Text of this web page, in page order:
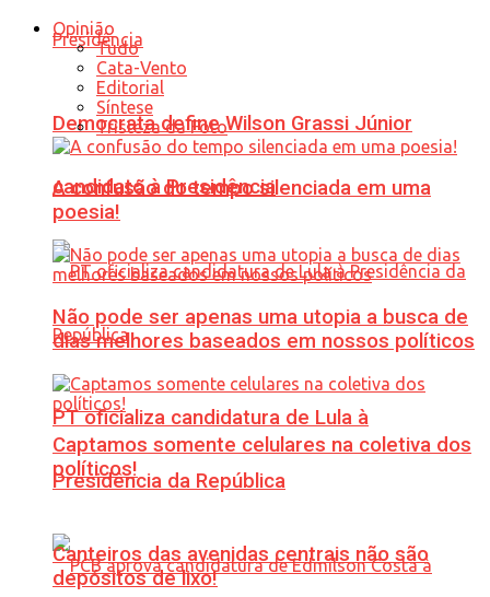
Democrata define Wilson Grassi Júnior
candidato à Presidência
PT oficializa candidatura de Lula à
Presidência da República
Opinião
Tudo
Cata-Vento
Editorial
Síntese
Tristeza da Foto
A confusão do tempo silenciada em uma
poesia!
Não pode ser apenas uma utopia a busca de
dias melhores baseados em nossos políticos
Captamos somente celulares na coletiva dos
políticos!
Canteiros das avenidas centrais não são
depósitos de lixo!